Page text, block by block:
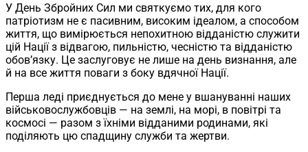
У День Збройних Сил ми святкуємо тих, для кого
патріотизм не є пасивним, високим ідеалом, а способом
життя, що вимірюється непохитною відданістю служити
цій Нації з відвагою, пильністю, чесністю та відданістю
обов’язку. Це заслуговує не лише на день визнання, але
й на все життя поваги з боку вдячної Нації.
Перша леді приєднується до мене у вшануванні наших
військовослужбовців — на землі, на морі, в повітрі та
космосі — разом з їхніми відданими родинами, які
поділяють цю спадщину служби та жертви.